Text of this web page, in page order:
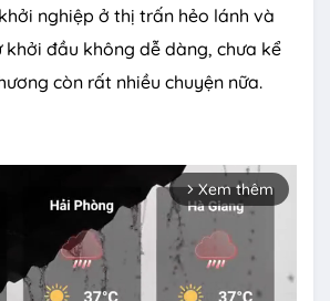
nghiệp ở thị trấn hẻo lánh và
đầu không dễ dàng, chưa kể
còn rất nhiều chuyện nữa.
arrow_forward_ios Xem thêm